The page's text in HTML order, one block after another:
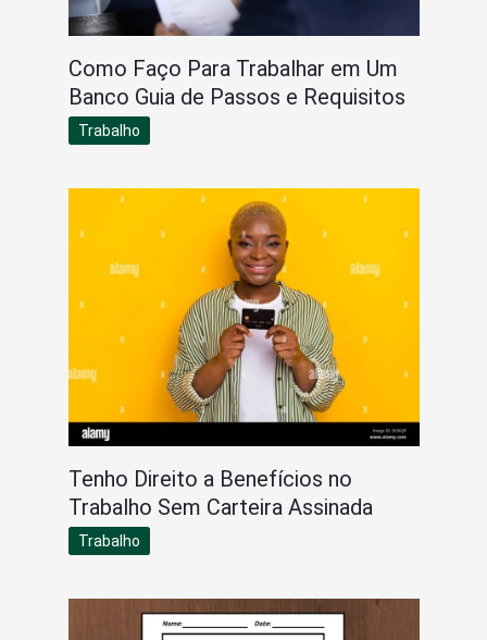
Como Faço Para Trabalhar em Um
Banco Guia de Passos e Requisitos
Trabalho
Tenho Direito a Benefícios no
Trabalho Sem Carteira Assinada
Trabalho